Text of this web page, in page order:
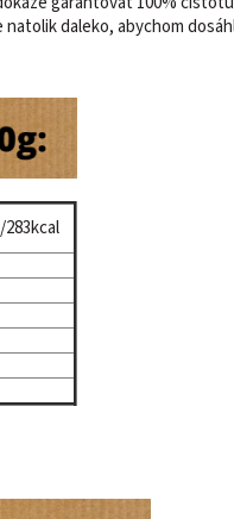
daleko, abychom
283kcal